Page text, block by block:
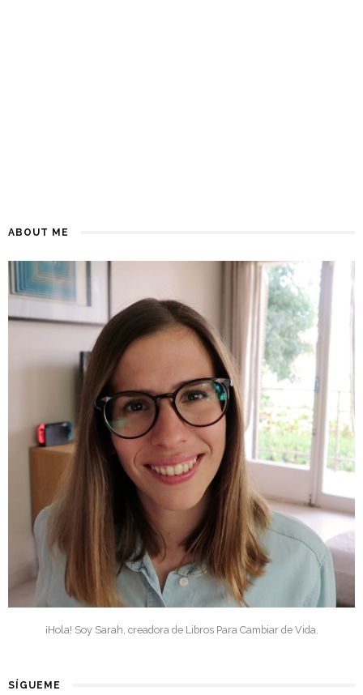
ABOUT ME
¡Hola! Soy Sarah, creadora de Libros Para Cambiar de Vida.
SÍGUEME